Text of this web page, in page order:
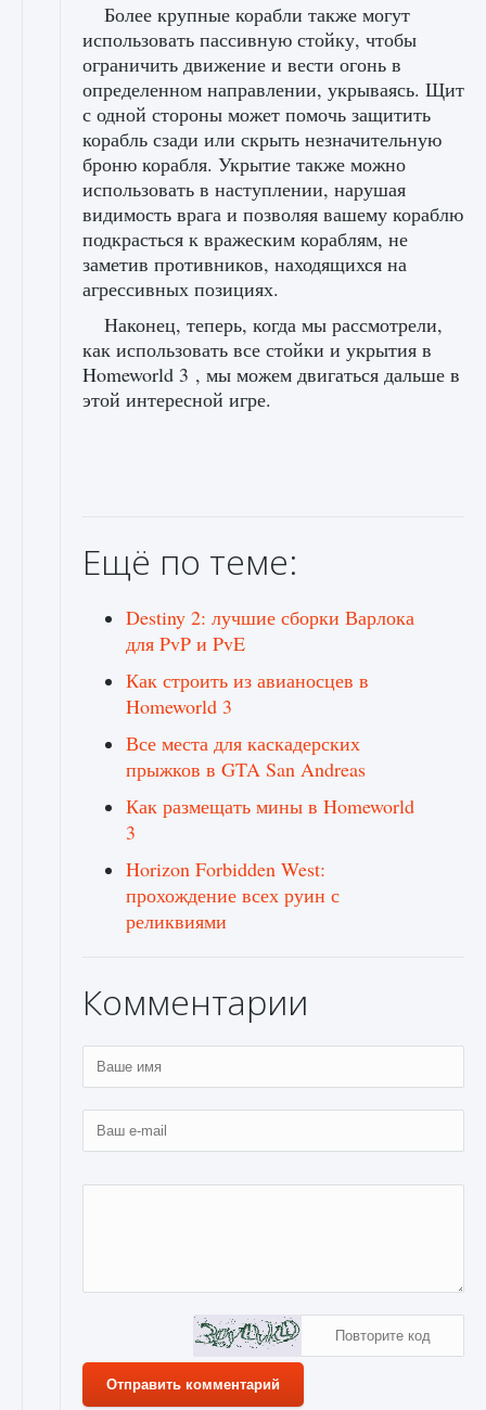
Более крупные корабли также могут
использовать пассивную стойку, чтобы
ограничить движение и вести огонь в
определенном направлении, укрываясь. Щит
с одной стороны может помочь защитить
корабль сзади или скрыть незначительную
броню корабля. Укрытие также можно
использовать в наступлении, нарушая
видимость врага и позволяя вашему кораблю
подкрасться к вражеским кораблям, не
заметив противников, находящихся на
агрессивных позициях.
Наконец, теперь, когда мы рассмотрели,
как использовать все стойки и укрытия в
Homeworld 3 , мы можем двигаться дальше в
этой интересной игре.
Ещё по теме:
Destiny 2: лучшие сборки Варлока
для PvP и PvE
Как строить из авианосцев в
Homeworld 3
Все места для каскадерских
прыжков в GTA San Andreas
Как размещать мины в Homeworld
3
Horizon Forbidden West:
прохождение всех руин с
реликвиями
Комментарии
Отправить комментарий